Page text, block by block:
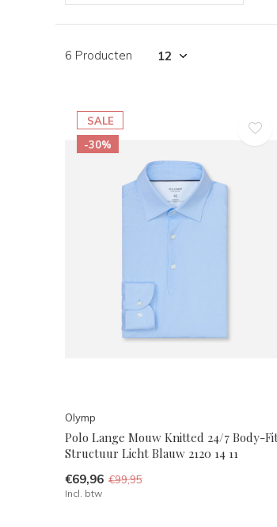
6 Producten
SALE
-30%
Olymp
Polo Lange Mouw Knitted 24/7 Body-
Structuur Licht Blauw 2120 14 11
€69,96 €99,95
Incl. btw